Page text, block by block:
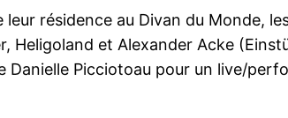
leur résidence au Divan du Monde,
Heligoland et Alexander Acke
Danielle Picciotoau pour un live/